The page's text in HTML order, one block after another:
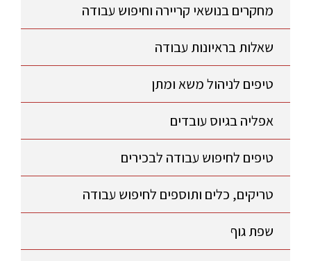
מחקרים בנושאי קריירה וחיפוש עבודה
שאלות בראיונות עבודה
טיפים לניהול משא ומתן
אפליה בגיוס עובדים
טיפים לחיפוש עבודה לבכירים
טריקים, כלים ותוספים לחיפוש עבודה
שפת גוף